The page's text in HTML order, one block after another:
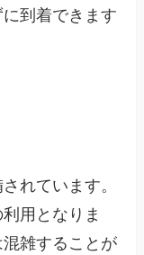
到着できます
れています。
用となりま
雑することが